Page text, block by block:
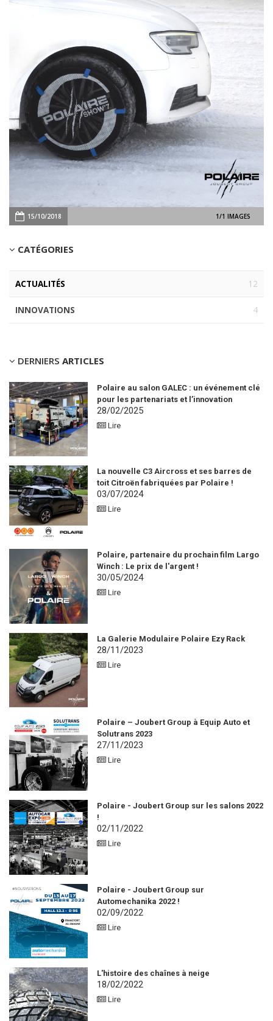
15/10/2018
CATÉGORIES
ACTUALITÉS 12
INNOVATIONS 4
DERNIERS ARTICLES
Polaire au salon GALEC : un événement clé
pour les partenariats et l’innovation
28/02/2025
Lire
La nouvelle C3 Aircross et ses barres de
toit Citroën fabriquées par Polaire !
03/07/2024
Lire
Polaire, partenaire du prochain film Largo
Winch : Le prix de l'argent !
30/05/2024
Lire
La Galerie Modulaire Polaire Ezy Rack
28/11/2023
Lire
Polaire – Joubert Group à Equip Auto et
Solutrans 2023
27/11/2023
Lire
Polaire - Joubert Group sur les salons 2022
!
02/11/2022
Lire
Polaire - Joubert Group sur
Automechanika 2022 !
02/09/2022
Lire
L'histoire des chaînes à neige
18/02/2022
Lire